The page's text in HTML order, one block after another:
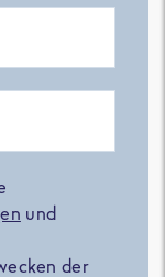
und
der